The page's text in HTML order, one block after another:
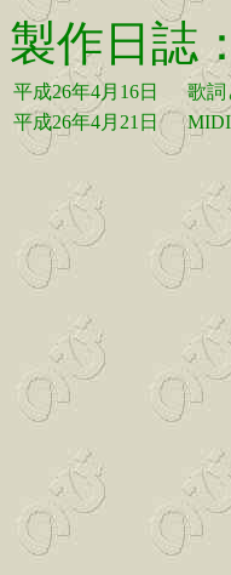
製作日誌：
平成26年4月16日
歌詞
平成26年4月21日